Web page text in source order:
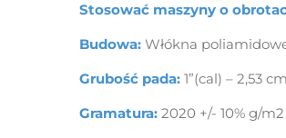
Stosować maszyny o
Budowa: Włókna
Grubość pada: 1”(cal) – 2,53
Gramatura: 2020 +/- 10% g/m2